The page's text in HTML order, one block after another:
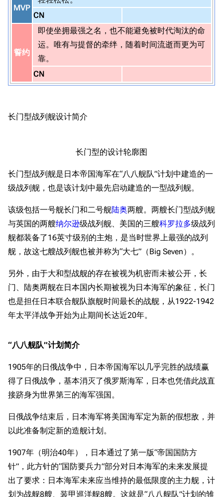
MVP
CN
誓约
即使坐拥最强之名，也不能避免被时代淘汰的命
运。唯有与提督的牵绊，随着时间流逝而更为可
靠。
CN
长门型战列舰设计简介
长门型的设计轮廓图
长门型战列舰是日本帝国海军在“八八舰队”计划中建造的一
级战列舰，也是该计划中最先启动建造的一型战列舰。
该级包括一号舰长门和二号舰陆奥两艘。两艘长门型战列舰
与英国的两艘纳尔逊级战列舰、美国的三艘科罗拉多级战列
舰都装备了16英寸级别的主炮，是当时世界上最强的战列
舰，故这七艘战列舰也被并称为“大七”（Big Seven）。
另外，由于大和型战舰的存在被视为机密而未被公开，长
门、陆奥两舰在日本国内长期被视为日本海军的象征，长门
也是担任日本联合舰队旗舰时间最长的战舰，从1922-1942
年太平洋战争开始为止期间长达近20年。
“八八舰队”计划简介
1905年的日俄战争中，日本帝国海军以几乎完胜的战绩赢
得了日俄战争，基本消灭了俄罗斯海军，日本也凭借此战直
接跻身为世界第三的海军强国。
日俄战争结束后，日本海军将美国海军定为新的假想敌，并
以此准备制定新的造舰计划。
1907年（明治40年），日本通过了第一版“帝国国防方
针”，此方针的“国防要兵力”部分对日本海军的未来发展提
出了要求：日本海军未来应当维持的最低限度的主力舰，计
划为战舰8艘、装甲巡洋舰8艘。这就是“八八舰队”计划的雏